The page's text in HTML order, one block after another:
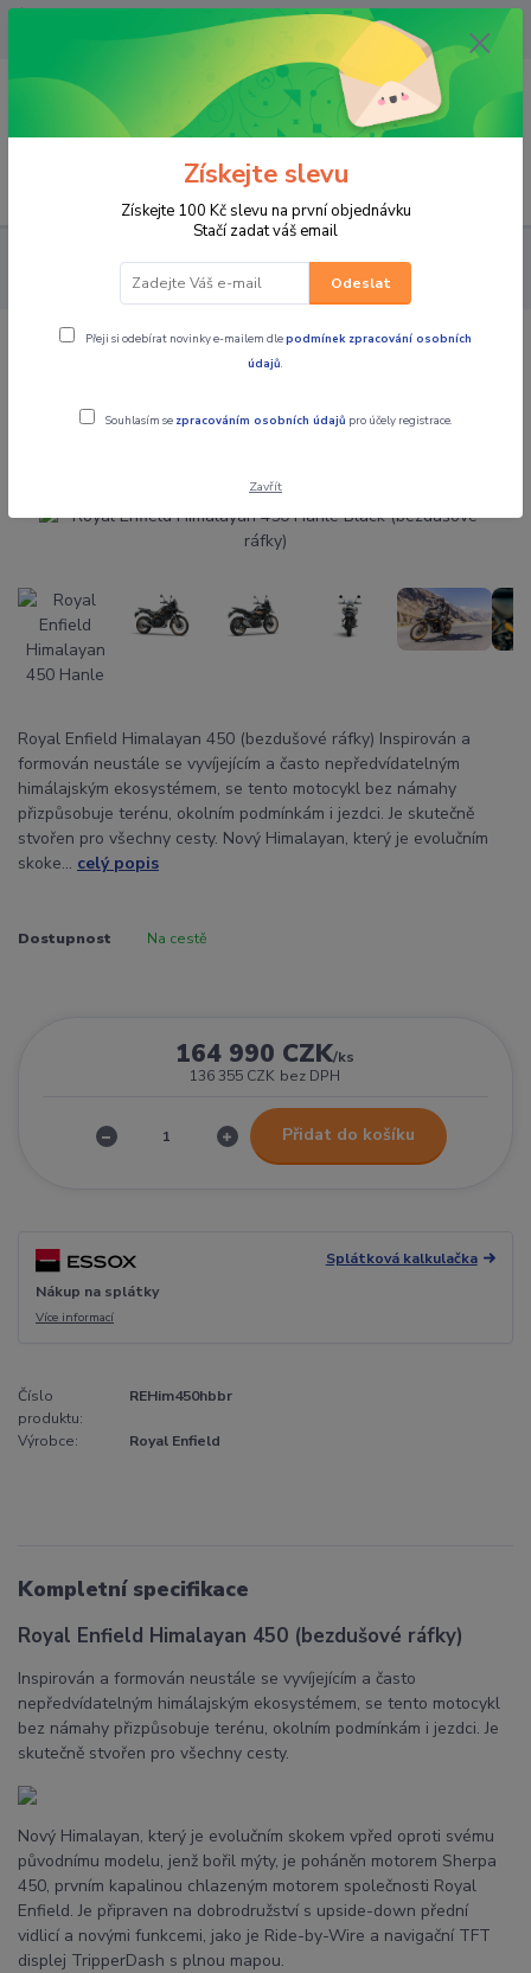
OPAVA 733537099/HLUČÍN
734541648/OLOMOUC 734593593
0,00 CZK
MOTOCYKLY ROYAL ENFIELD HIMALAYAN 450
Enfield Himalayan 450 Hanle Black (bezdušové ráfky)
Royal Enfield Himalayan 450 Hanle
Royal Enfield Himalayan 450 (bezdušové ráfky) Inspirován a
formován neustále se vyvíjejícím a často nepředvídatelným
himálajským ekosystémem, se tento motocykl bez námahy
přizpůsobuje terénu, okolním podmínkám i jezdci. Je skutečně
stvořen pro všechny cesty. Nový Himalayan, který je evolučním
skoke... celý popis
Dostupnost Na cestě
164 990 CZK/ks
136 355 CZK bez DPH
Přidat do košíku
Splátková kalkulačka
Nákup na splátky
Více informací
Číslo
produktu:
REHim450hbbr
Výrobce: Royal Enfield
Kompletní specifikace
Royal Enfield Himalayan 450 (bezdušové ráfky)
Inspirován a formován neustále se vyvíjejícím a často
nepředvídatelným himálajským ekosystémem, se tento motocykl
bez námahy přizpůsobuje terénu, okolním podmínkám i jezdci. Je
skutečně stvořen pro všechny cesty.
Nový Himalayan, který je evolučním skokem vpřed oproti svému
původnímu modelu, jenž bořil mýty, je poháněn motorem Sherpa
450, prvním kapalinou chlazeným motorem společnosti Royal
Enfield. Je připraven na dobrodružství s upside-down přední
vidlicí a novými funkcemi, jako je Ride-by-Wire a navigační TFT
displej TripperDash s plnou mapou.
Získejte slevu
Získejte 100 Kč slevu na první objednávku
Stačí zadat váš email
Odeslat
Přeji si odebírat novinky e-mailem dlepodmínek zpracování osobních
údajů.
Souhlasím se zpracováním osobních údajů pro účely registrace.
Zavřít